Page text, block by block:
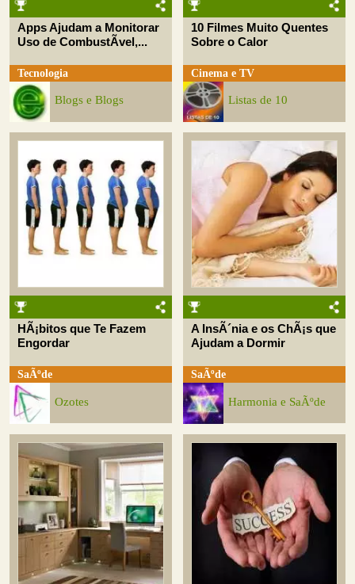
Apps Ajudam a Monitorar
Uso de CombustÃ­vel,...
Tecnologia
Blogs e Blogs
10 Filmes Muito Quentes
Sobre o Calor
Cinema e TV
Listas de 10
HÃ¡bitos que Te Fazem
Engordar
SaÃºde
Ozotes
A InsÃ´nia e os ChÃ¡s que
Ajudam a Dormir
SaÃºde
Harmonia e SaÃºde